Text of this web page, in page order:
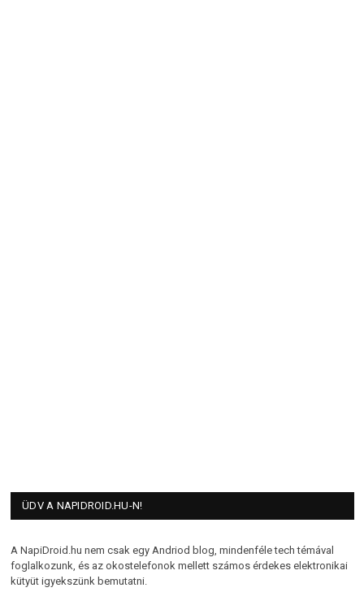
ÜDV A NAPIDROID.HU-N!
A NapiDroid.hu nem csak egy Andriod blog, mindenféle tech témával
foglalkozunk, és az okostelefonok mellett számos érdekes elektronikai
kütyüt igyekszünk bemutatni.